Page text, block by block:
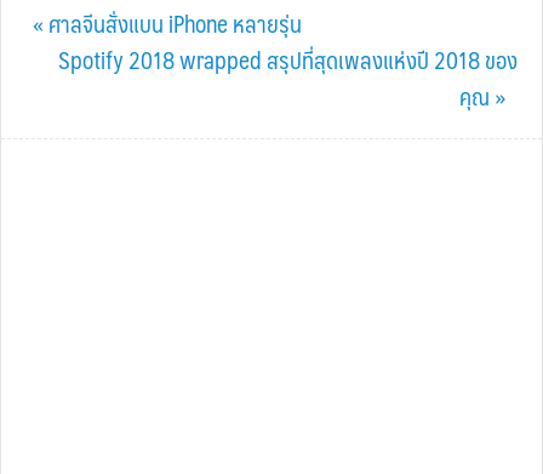
Previous
Post:
« ศาลจีนสั่งแบน iPhone หลายรุ่น
Next
Spotify 2018 wrapped สรุปที่สุดเพลงแห่งปี 2018 ของ
คุณ »